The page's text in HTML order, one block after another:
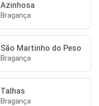
Azinhosa
Bragança
São Martinho do Peso
Bragança
Talhas
Bragança